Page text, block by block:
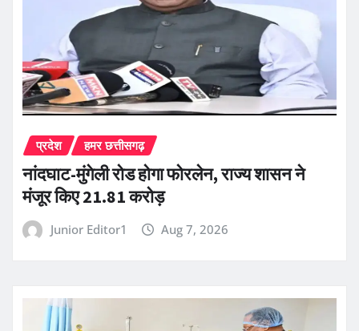
प्रदेश हमर छत्तीसगढ़
नांदघाट-मुंगेली रोड होगा फोरलेन, राज्य शासन ने
मंजूर किए 21.81 करोड़
Junior Editor1 Aug 7, 2026